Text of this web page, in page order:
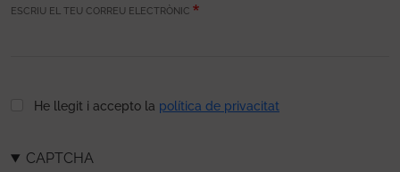
ESCRIU EL TEU CORREU ELECTRÒNIC
He llegit i accepto la política de privacitat
CAPTCHA